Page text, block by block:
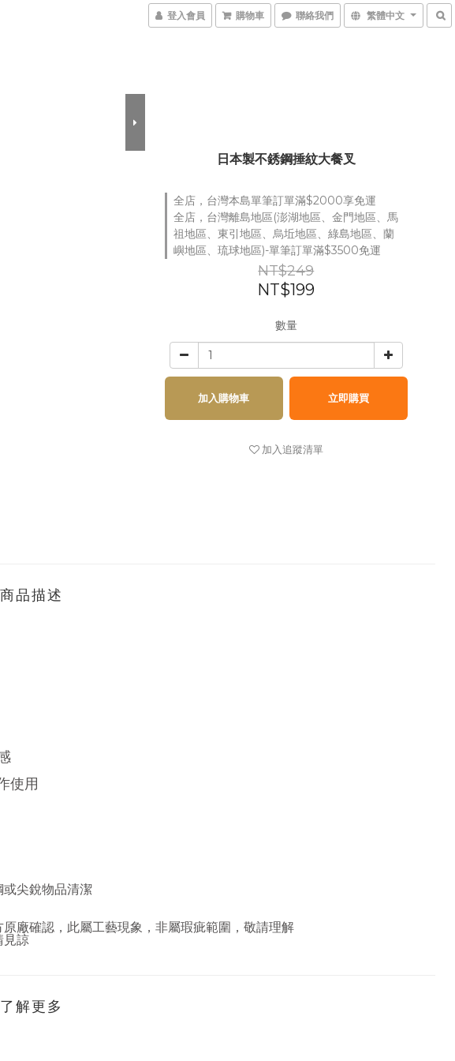
登入會員 購物車 聯絡我們 繁體中文
日本製不銹鋼捶紋大餐叉
全店，台灣本島單筆訂單滿$2000享免運
全店，台灣離島地區(澎湖地區、金門地區、馬
祖地區、東引地區、烏坵地區、綠島地區、蘭
嶼地區、琉球地區)-單筆訂單滿$3500免運
NT$249
NT$199
數量
加入購物車 立即購買
加入追蹤清單
商品描述
使用
尖銳物品清潔
廠確認，此屬工藝現象，非屬瑕疵範圍，敬請理解
見諒
了解更多